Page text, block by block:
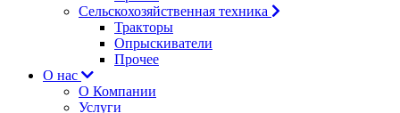
Сельскохозяйственная техника
Тракторы
Опрыскиватели
Прочее
О нас
О Компании
Услуги